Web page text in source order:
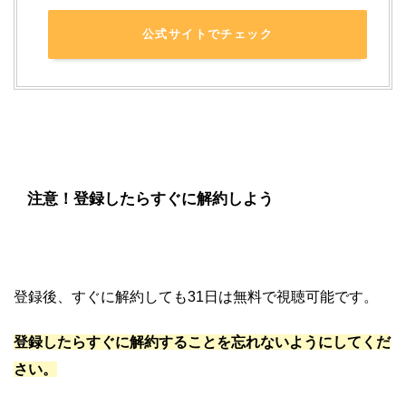
公式サイトでチェック
注意！登録したらすぐに解約しよう
登録後、すぐに解約しても31日は無料で視聴可能です。
登録したらすぐに解約することを忘れないようにしてくだ
さい。